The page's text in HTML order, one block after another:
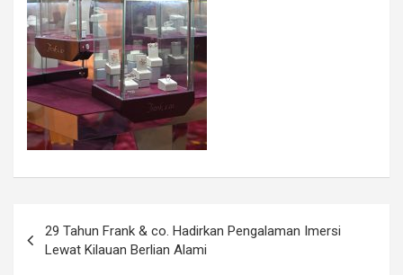
29 Tahun Frank & co. Hadirkan Pengalaman Imersi
Lewat Kilauan Berlian Alami